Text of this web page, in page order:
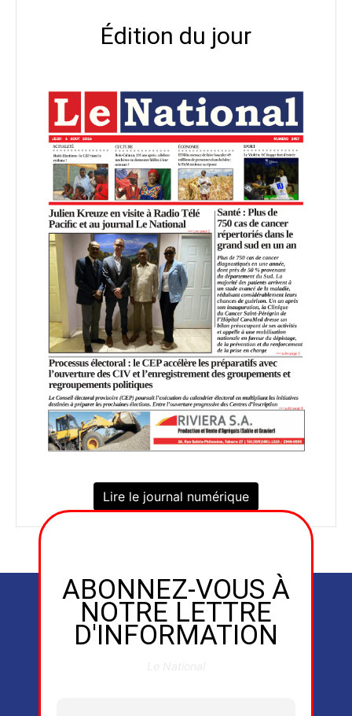
Édition du jour
Lire le journal numérique
ABONNEZ-VOUS À
NOTRE LETTRE
D'INFORMATION